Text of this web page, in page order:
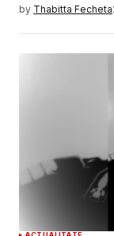
by Thabitta Fecheta